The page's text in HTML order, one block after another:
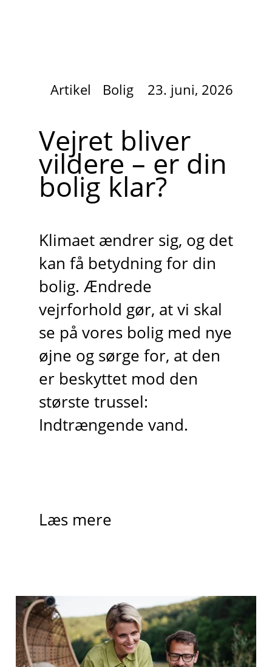
Artikel Bolig 23. juni, 2026
Vejret bliver
vildere – er din
bolig klar?
Klimaet ændrer sig, og det
kan få betydning for din
bolig. Ændrede
vejrforhold gør, at vi skal
se på vores bolig med nye
øjne og sørge for, at den
er beskyttet mod den
største trussel:
Indtrængende vand.
Læs mere